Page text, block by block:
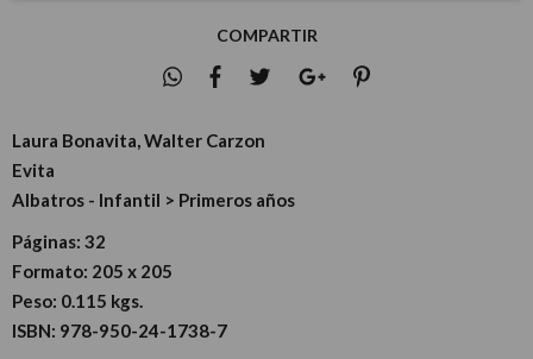
COMPARTIR
Laura Bonavita, Walter Carzon
Evita
Albatros - Infantil > Primeros años
Páginas: 32
Formato: 205 x 205
Peso: 0.115 kgs.
ISBN: 978-950-24-1738-7